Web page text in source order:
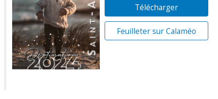
Télécharger
Feuilleter sur Calaméo